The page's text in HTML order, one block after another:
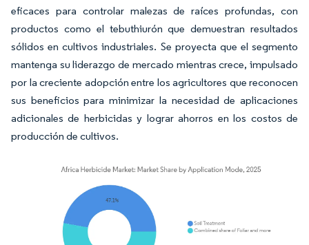
eficaces para controlar malezas de raíces profundas, con
productos como el tebuthiurón que demuestran resultados
sólidos en cultivos industriales. Se proyecta que el segmento
mantenga su liderazgo de mercado mientras crece, impulsado
por la creciente adopción entre los agricultores que reconocen
sus beneficios para minimizar la necesidad de aplicaciones
adicionales de herbicidas y lograr ahorros en los costos de
producción de cultivos.